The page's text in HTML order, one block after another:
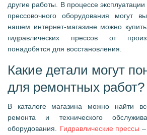
другие работы. В процессе
прессовочного оборудования могут
нашем интернет-магазине можно
гидравлических прессов от
понадобятся для восстановления.
Какие детали могут
для ремонтных работ?
В каталоге магазина можно найти
ремонта и технического
оборудования. Гидравлические прессы